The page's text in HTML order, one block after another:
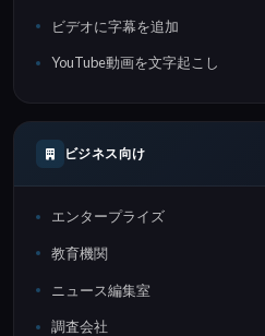
ビデオに字幕を追加
YouTube動画を文字起こし
ビジネス向け
エンタープライズ
教育機関
ニュース編集室
調査会社